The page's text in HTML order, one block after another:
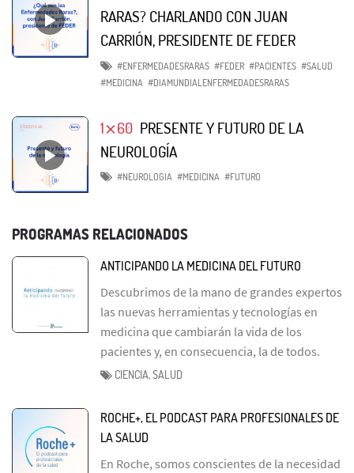
RARAS? CHARLANDO CON JUAN
CARRIÓN, PRESIDENTE DE FEDER
#ENFERMEDADESRARAS #FEDER #PACIENTES #SALUD
#MEDICINA #DIAMUNDIALENFERMEDADESRARAS
1⨯60 PRESENTE Y FUTURO DE LA
NEUROLOGÍA
#NEUROLOGIA #MEDICINA #FUTURO
PROGRAMAS RELACIONADOS
ANTICIPANDO LA MEDICINA DEL FUTURO
Descubrimos de la mano de grandes expertos
las nuevas herramientas y tecnologías en
medicina que cambiarán la vida de los
pacientes y, en consecuencia, la de todos.
CIENCIA, SALUD
ROCHE+, EL PODCAST PARA PROFESIONALES DE
LA SALUD
En Roche, somos conscientes de la necesidad